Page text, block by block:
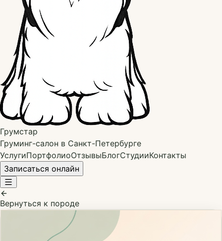
Грумстар
Груминг-салон в Санкт-Петербурге
УслугиПортфолиоОтзывыБлогСтудииКонтакты
Записаться онлайн
Вернуться к породе